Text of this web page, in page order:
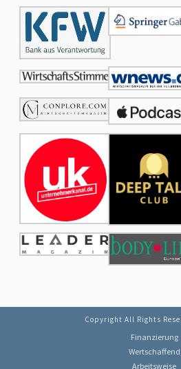
Copyright All Rights
Finanzierung
Wertschaffend
Arbeitsweise